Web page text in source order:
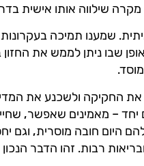
שילווה אותו אישית
שמענו תמיכה בעקרונות
שבו ניתן לממש את
את החקיקה ולשכנע את
20 הארגונים יחד – מאמינים
היום חובה מוסרית, וגם
רבות. זהו הדבר